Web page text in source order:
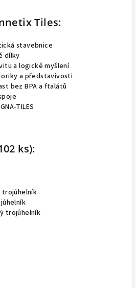
Tiles:
stavebnice
dílky
a logické myšlení
a představivosti
bez BPA a ftalátů
TILES
ks):
trojúhelník
trojúhelník